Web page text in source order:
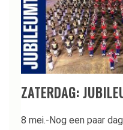
ZATERDAG:
8 mei.-Nog een paar